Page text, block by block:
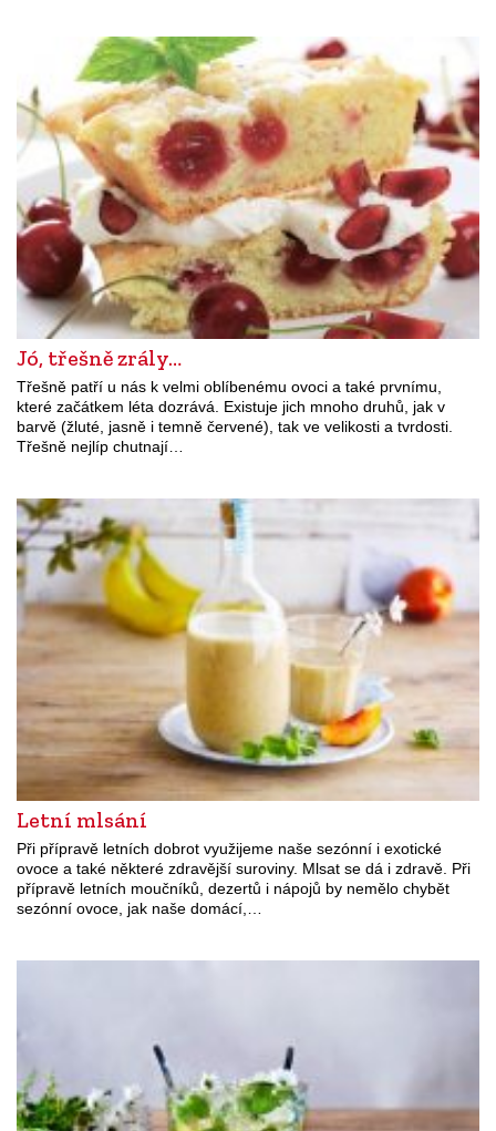
Jó, třešně zrály…
Třešně patří u nás k velmi oblíbenému ovoci a také prvnímu,
které začátkem léta dozrává. Existuje jich mnoho druhů, jak v
barvě (žluté, jasně i temně červené), tak ve velikosti a tvrdosti.
Třešně nejlíp chutnají…
Letní mlsání
Při přípravě letních dobrot využijeme naše sezónní i exotické
ovoce a také některé zdravější suroviny. Mlsat se dá i zdravě. Při
přípravě letních moučníků, dezertů i nápojů by nemělo chybět
sezónní ovoce, jak naše domácí,…